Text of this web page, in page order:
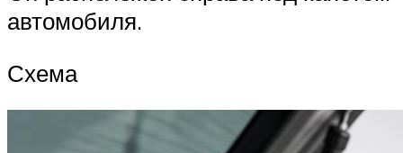
автомобиля.
Схема